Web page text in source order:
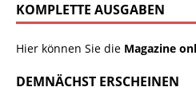
KOMPLETTE AUSGABEN
Hier können Sie die Magazine
DEMNÄCHST ERSCHEINEN